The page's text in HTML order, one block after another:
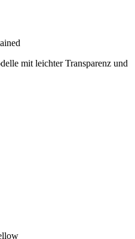
mit leichter Transparenz und